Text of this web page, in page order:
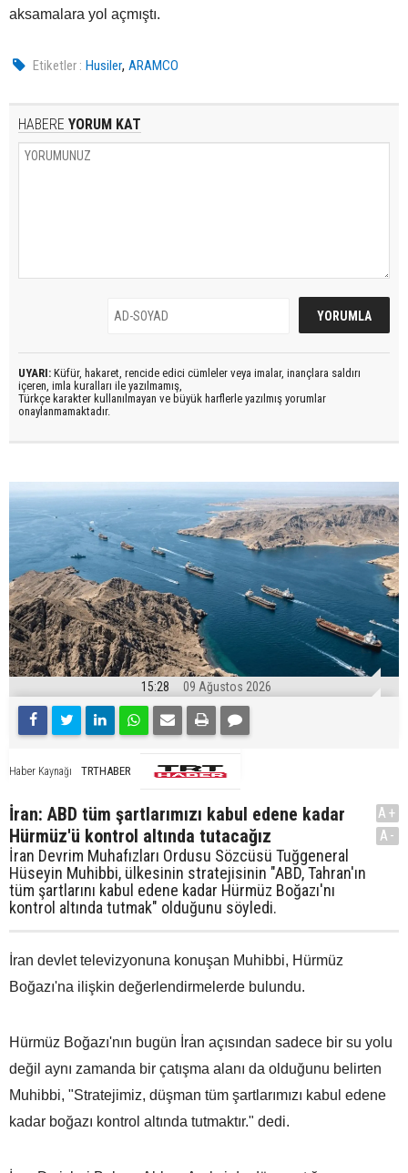
aksamalara yol açmıştı.
Etiketler : Husiler,ARAMCO
HABERE YORUM KAT
UYARI: Küfür, hakaret, rencide edici cümleler veya imalar, inançlara saldırı
içeren, imla kuralları ile yazılmamış,
Türkçe karakter kullanılmayan ve büyük harflerle yazılmış yorumlar
onaylanmamaktadır.
15:28 09 Ağustos 2026
Haber Kaynağı TRTHABER
İran: ABD tüm şartlarımızı kabul edene kadar
Hürmüz'ü kontrol altında tutacağız
İran Devrim Muhafızları Ordusu Sözcüsü Tuğgeneral
Hüseyin Muhibbi, ülkesinin stratejisinin "ABD, Tahran'ın
tüm şartlarını kabul edene kadar Hürmüz Boğazı'nı
kontrol altında tutmak" olduğunu söyledi.
A+
A-
İran devlet televizyonuna konuşan Muhibbi, Hürmüz
Boğazı'na ilişkin değerlendirmelerde bulundu.
Hürmüz Boğazı'nın bugün İran açısından sadece bir su yolu
değil aynı zamanda bir çatışma alanı da olduğunu belirten
Muhibbi, "Stratejimiz, düşman tüm şartlarımızı kabul edene
kadar boğazı kontrol altında tutmaktır." dedi.